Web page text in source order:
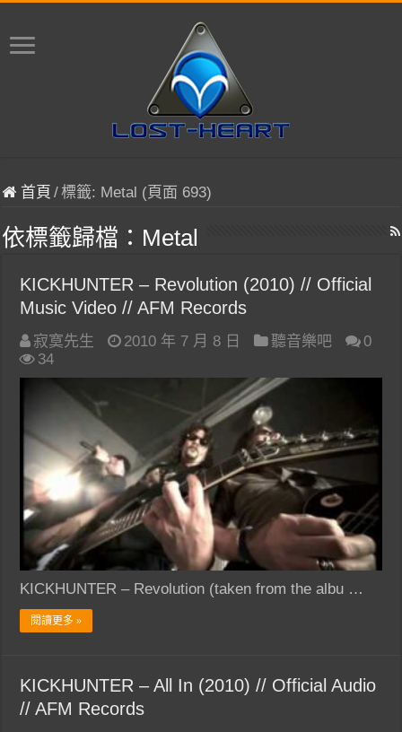
首頁 /標籤: Metal (頁面 693)
依標籤歸檔： Metal
KICKHUNTER – Revolution (2010) // Official
Music Video // AFM Records
寂寞先生 2010 年 7 月 8 日 聽音樂吧
0
34
KICKHUNTER – Revolution (taken from the albu …
閱讀更多 »
KICKHUNTER – All In (2010) // Official Audio
// AFM Records